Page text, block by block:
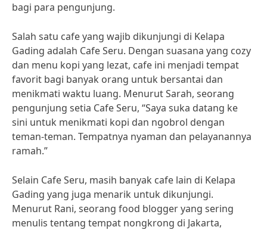
bagi para pengunjung.
Salah satu cafe yang wajib dikunjungi di Kelapa
Gading adalah Cafe Seru. Dengan suasana yang cozy
dan menu kopi yang lezat, cafe ini menjadi tempat
favorit bagi banyak orang untuk bersantai dan
menikmati waktu luang. Menurut Sarah, seorang
pengunjung setia Cafe Seru, “Saya suka datang ke
sini untuk menikmati kopi dan ngobrol dengan
teman-teman. Tempatnya nyaman dan pelayanannya
ramah.”
Selain Cafe Seru, masih banyak cafe lain di Kelapa
Gading yang juga menarik untuk dikunjungi.
Menurut Rani, seorang food blogger yang sering
menulis tentang tempat nongkrong di Jakarta,